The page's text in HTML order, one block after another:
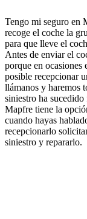
Tengo mi seguro en
recoge el coche la
para que lleve el
Antes de enviar el
porque en ocasiones
posible recepcionar
llámanos y haremos
siniestro ha
Mapfre tiene la
cuando hayas
recepcionarlo
siniestro y repararlo.